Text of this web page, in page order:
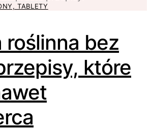
TABLETY
roślinna bez
które